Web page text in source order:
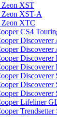
XST
XST-A
XTC
CS4
Discoverer
Discoverer
Discoverer
Discoverer
Discoverer
Discoverer
Lifeliner
Trendsetter